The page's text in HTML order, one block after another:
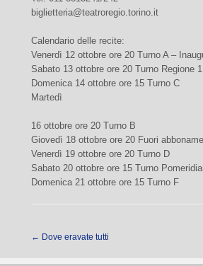
biglietteria@teatroregio.torino.it
Calendario delle recite:
Venerdì 12 ottobre ore 20 Turno A –
Sabato 13 ottobre ore 20 Turno Regione 1
Domenica 14 ottobre ore 15 Turno C
Martedì
16 ottobre ore 20 Turno B
Giovedì 18 ottobre ore 20 Fuori
Venerdì 19 ottobre ore 20 Turno D
Sabato 20 ottobre ore 15 Turno
Domenica 21 ottobre ore 15 Turno F
← Dove eravate tutti